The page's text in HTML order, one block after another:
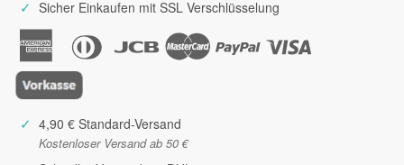
✓ Sicher Einkaufen mit SSL Verschlüsselung
✓ 4,90 € Standard-Versand
Kostenloser Versand ab 50 €